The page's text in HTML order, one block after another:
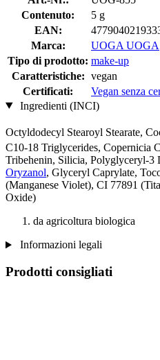
Contenuto:
5 g
EAN:
Marca:
UOGA UOGA
Tipo di prodotto: make-up
Caratteristiche: vegan
Certificati:
Vegan senza
Ingredienti (INCI)
Octyldodecyl Stearoyl Stearate,
C10-18 Triglycerides, Copernicia
Tribehenin, Silicia, Polyglyceryl-3
Oryzanol, Glyceryl Caprylate,
(Manganese Violet), CI 77891
Oxide)
da agricoltura biologica
Informazioni legali
Prodotti consigliati